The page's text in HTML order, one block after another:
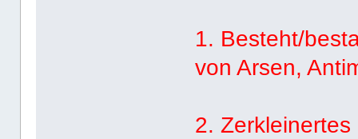
1. Besteht/
von Arsen,
2.